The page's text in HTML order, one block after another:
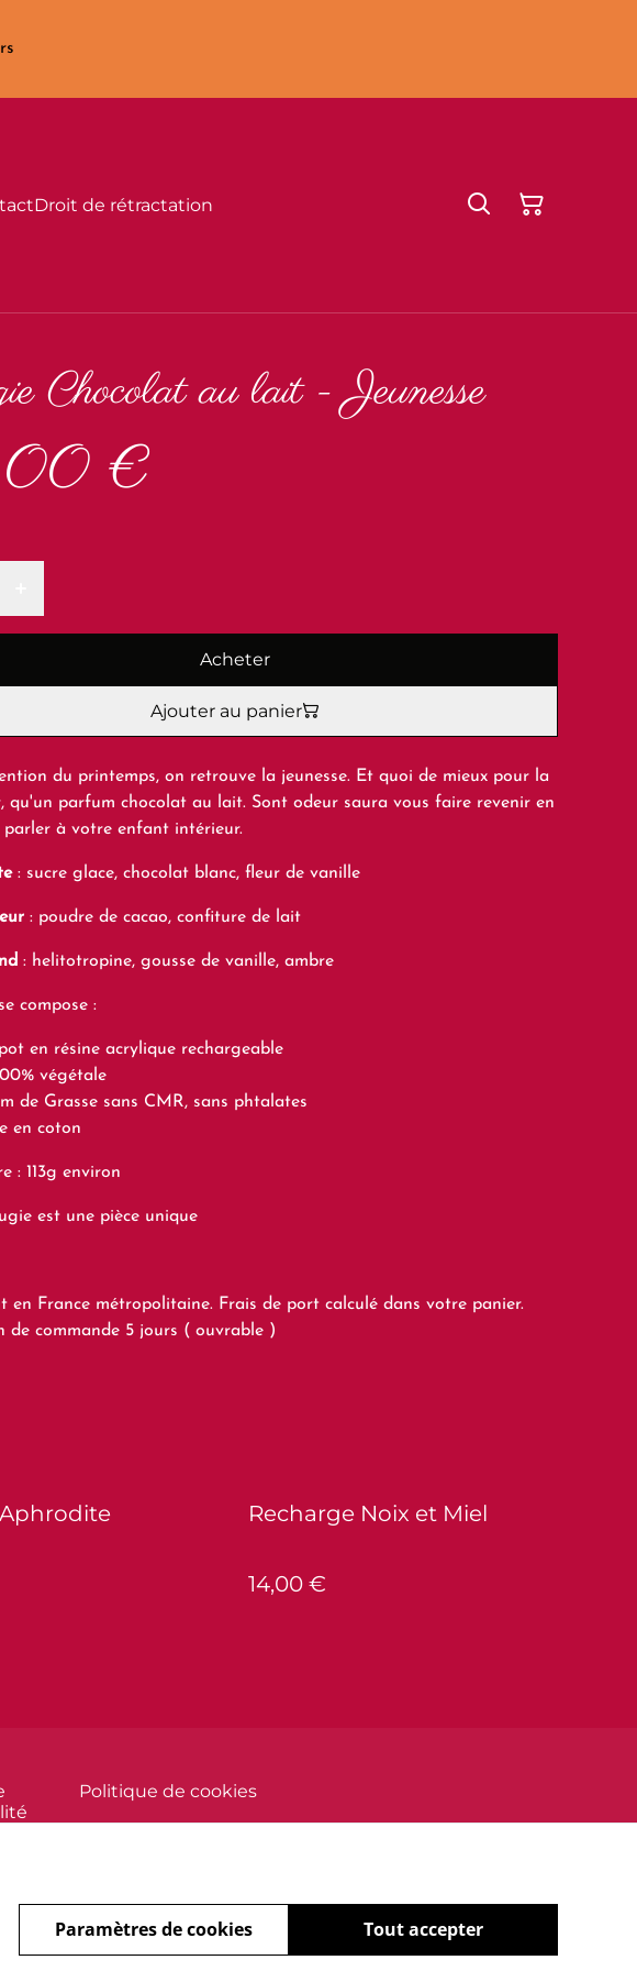
Droit de rétractation
Chocolat au lait - Jeunesse
€
Acheter
Ajouter au panier
du printemps, on retrouve la jeunesse. Et quoi de mieux pour la
qu'un parfum chocolat au lait. Sont odeur saura vous faire revenir en
parler à votre enfant intérieur.
: sucre glace, chocolat blanc, fleur de vanille
: poudre de cacao, confiture de lait
: helitotropine, gousse de vanille, ambre
compose :
en résine acrylique rechargeable
végétale
de Grasse sans CMR, sans phtalates
en coton
: 113g environ
est une pièce unique
en France métropolitaine. Frais de port calculé dans votre panier.
de commande 5 jours ( ouvrable )
Recharge Noix et Miel
14,00 €
Politique de cookies
Tout accepter
Paramètres de cookies